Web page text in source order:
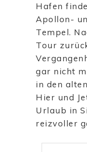
Hafen
Apollon-
Tempel.
Tour
gar nicht
in den
Hier und
Urlaub in
reizvoller
Suchen